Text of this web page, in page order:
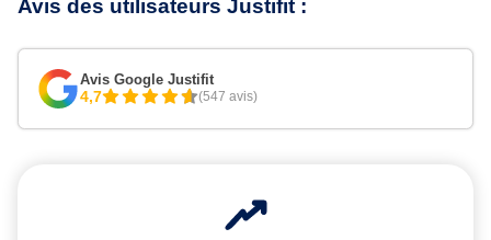
Avis des utilisateurs Justifit :
Avis Google Justifit
4,7 (547 avis)